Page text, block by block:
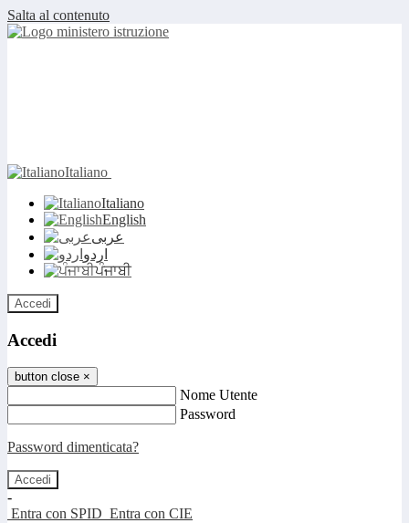
Salta al contenuto
Italiano
Italiano
English
عربى
اردو
ਪੰਜਾਬੀ
Accedi
Accedi
button close ×
Nome Utente
Password
Password dimenticata?
-
Entra con SPID Entra con CIE